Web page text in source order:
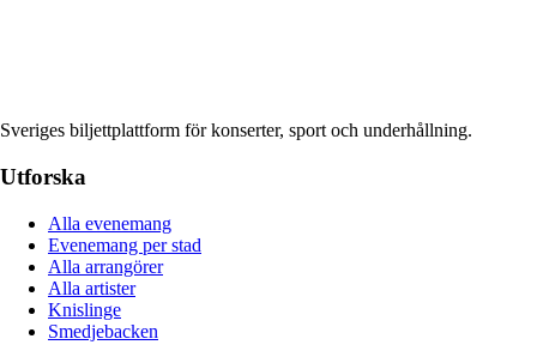
Sveriges biljettplattform för konserter, sport och underhållning.
Utforska
Alla evenemang
Evenemang per stad
Alla arrangörer
Alla artister
Knislinge
Smedjebacken